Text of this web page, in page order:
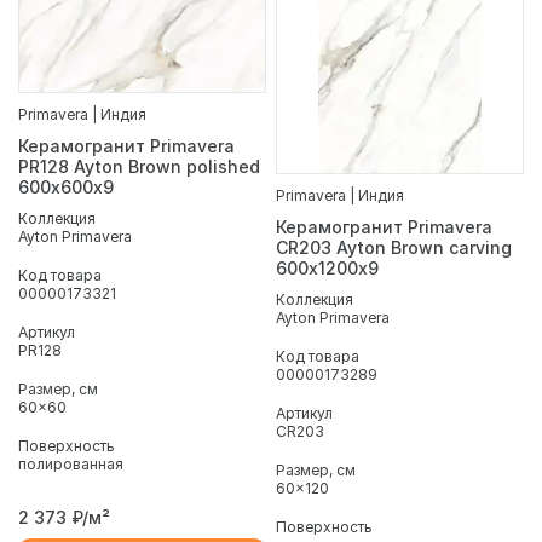
Primavera | Индия
Керамогранит Primavera
PR128 Ayton Brown polished
600х600х9
Коллекция
Ayton Primavera
Код товара
00000173321
Артикул
PR128
Размер, см
60x60
Поверхность
полированная
2 373 ₽/м²
Primavera | Индия
Керамогранит Primavera
CR203 Ayton Brown carving
600х1200х9
Коллекция
Ayton Primavera
Код товара
00000173289
Артикул
CR203
Размер, см
60x120
Поверхность